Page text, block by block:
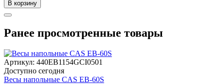
В корзину
Ранее просмотренные товары
Артикул: 440EB1154GCI0501
Доступно сегодня
Весы напольные CAS EB-60S